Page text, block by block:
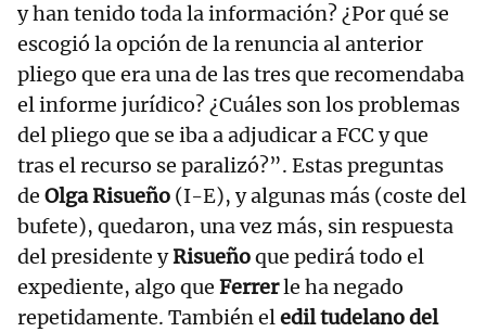
y han tenido toda la información? ¿Por qué se
escogió la opción de la renuncia al anterior
pliego que era una de las tres que recomendaba
el informe jurídico? ¿Cuáles son los problemas
del pliego que se iba a adjudicar a FCC y que
tras el recurso se paralizó?”. Estas preguntas
de Olga Risueño (I-E), y algunas más (coste del
bufete), quedaron, una vez más, sin respuesta
del presidente yRisueñoque pedirá todo el
expediente, algo que Ferrerle ha negado
repetidamente. También eledil tudelano del